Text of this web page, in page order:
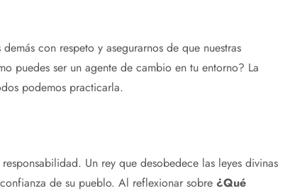
con respeto y asegurarnos de que nuestras
puedes ser un agente de cambio en tu entorno? La
podemos practicarla.
Un rey que desobedece las leyes divinas
de su pueblo. Al reflexionar sobre ¿Qué